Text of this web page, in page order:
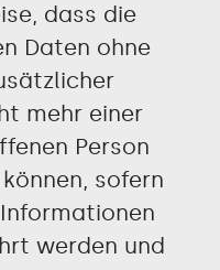
dass die
Daten ohne
mehr einer
Person
sofern
werden und